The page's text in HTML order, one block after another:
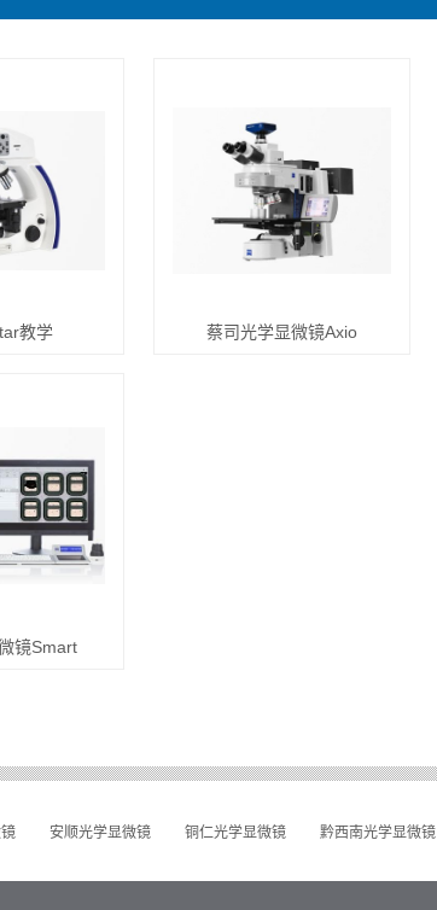
教学 蔡司光学显微镜Axio
镜Smart
安顺光学显微镜 铜仁光学显微镜 黔西南光学显微镜